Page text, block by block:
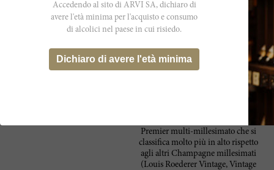
ciascun cru siano preservate fino al
processo di assemblaggio,
assicurando la tracciabilità. Il
famoso marchio Cristal fu creato
originariamente nel 1876 su
richiesta di Alessandro II; oggi è
corposo disponibile. Oltre alla
Premier multi-millesimato che si
classifica molto più in alto rispetto
agli altri Champagne millesimati
(Louis Roederer Vintage, Vintage
Accedendo al sito di ARVI SA, dichiaro di
avere l'età minima per l'acquisto e consumo
di alcolici nel paese in cui risiedo.
Dichiaro di avere l'età minima